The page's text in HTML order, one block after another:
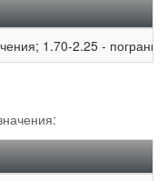
1.70-2.25 -